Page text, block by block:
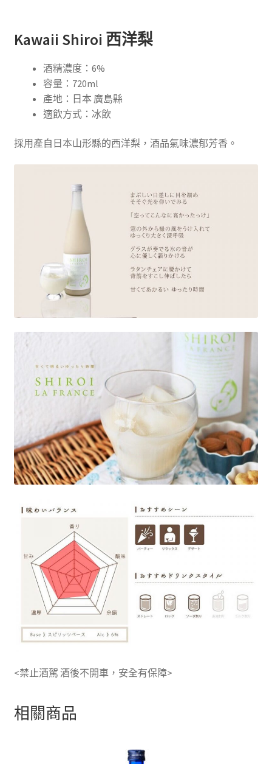
Kawaii Shiroi 西洋梨
酒精濃度：6%
容量：720ml
產地：日本 廣島縣
適飲方式：冰飲
採用產自日本山形縣的西洋梨，酒品氣味濃郁芳香。
<禁止酒駕 酒後不開車，安全有保障>
相關商品